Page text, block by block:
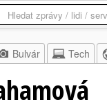
Bulvár Tech